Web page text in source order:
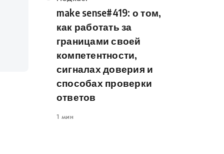
make sense#419: о том,
как работать за
границами своей
компетентности,
сигналах доверия и
способах проверки
ответов
1 мин